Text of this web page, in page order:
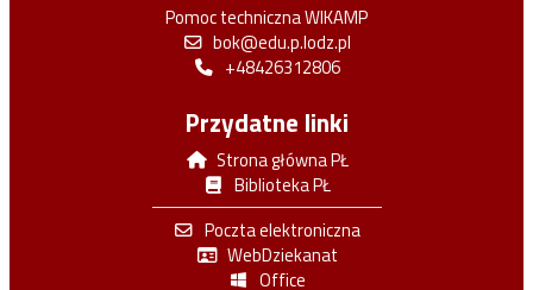
Pomoc techniczna WIKAMP
bok@edu.p.lodz.pl
+48426312806
Przydatne linki
Strona główna PŁ
Biblioteka PŁ
Poczta elektroniczna
WebDziekanat
Office